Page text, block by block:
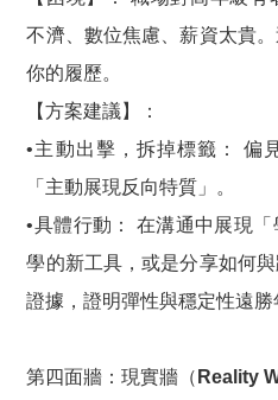
不濟、數位焦慮、薪資太貴
你的履歷。
【方案建議】：
•主動出擊，拆掉標籤： 偏
「主動展現反向特質」。
•具體行動： 在溝通中展現
學的新工具，或是分享如何
證據，證明彈性與穩定性遠勝
第四面牆：現實牆（Reality